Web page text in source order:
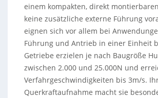
einem kompakten, direkt
keine zusätzliche externe Führung
eignen sich vor allem bei
Führung und Antrieb in einer Einheit
Getriebe erzielen je nach Baugröße
zwischen 2.000 und 25.000N und
Verfahrgeschwindigkeiten bis 3m/s.
Querkraftaufnahme macht sie